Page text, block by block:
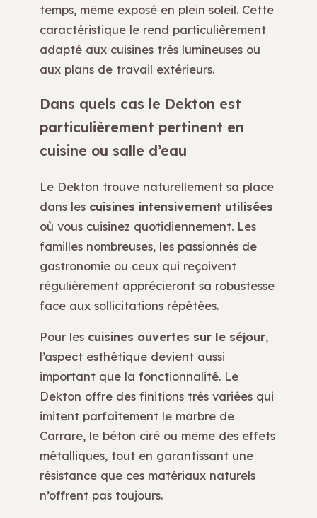
temps, même exposé en plein soleil. Cette
caractéristique le rend particulièrement
adapté aux cuisines très lumineuses ou
aux plans de travail extérieurs.
Dans quels cas le Dekton est
particulièrement pertinent en
cuisine ou salle d’eau
Le Dekton trouve naturellement sa place
dans les cuisines intensivement utilisées
où vous cuisinez quotidiennement. Les
familles nombreuses, les passionnés de
gastronomie ou ceux qui reçoivent
régulièrement apprécieront sa robustesse
face aux sollicitations répétées.
Pour les cuisines ouvertes sur le séjour,
l’aspect esthétique devient aussi
important que la fonctionnalité. Le
Dekton offre des finitions très variées qui
imitent parfaitement le marbre de
Carrare, le béton ciré ou même des effets
métalliques, tout en garantissant une
résistance que ces matériaux naturels
n’offrent pas toujours.